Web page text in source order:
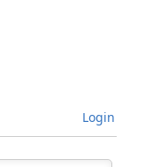
Login